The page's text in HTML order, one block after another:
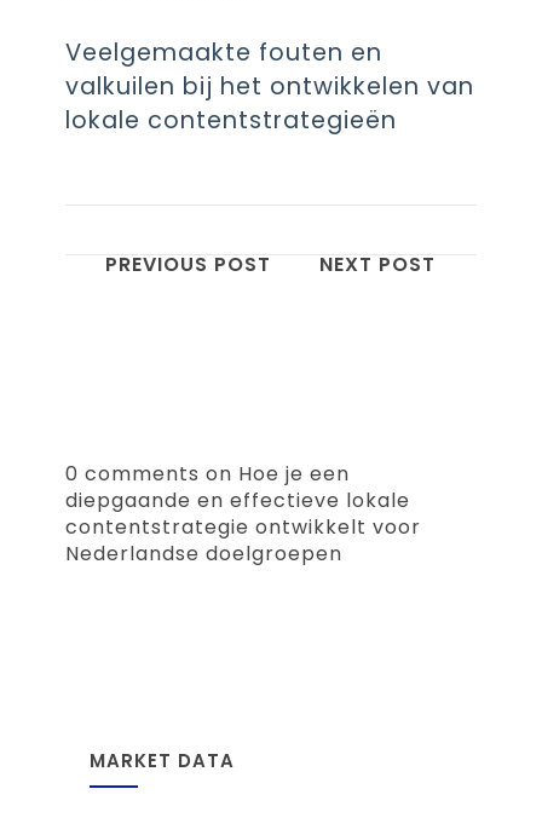
Veelgemaakte fouten en
valkuilen bij het ontwikkelen van
lokale contentstrategieën
PREVIOUS POST NEXT POST
0 comments on Hoe je een
diepgaande en effectieve lokale
contentstrategie ontwikkelt voor
Nederlandse doelgroepen
MARKET DATA